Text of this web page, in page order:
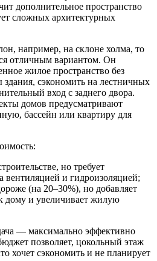
дополнительное пространство
сложных архитектурных
например, на склоне холма, то
отличным вариантом. Он
жилое пространство без
сэкономить на лестничных
вход с заднего двора.
домов предусматривают
бассейн или квартиру для
но требует
вентиляцией и гидроизоляцией;
(на 20–30%), но добавляет
дому и увеличивает жилую
— максимально эффективно
позволяет, цокольный этаж
хочет сэкономить и не планирует